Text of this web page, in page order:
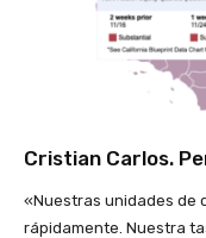
Cristian Carlos.
«Nuestras unidades de
rápidamente. Nuestra